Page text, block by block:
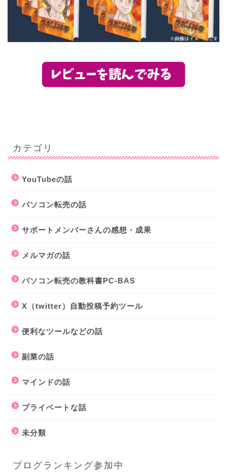
カテゴリ
YouTubeの話
パソコン転売の話
サポートメンバーさんの感想・成果
メルマガの話
パソコン転売の教科書PC-BAS
X（twitter）自動投稿予約ツール
便利なツールなどの話
副業の話
マインドの話
プライベートな話
未分類
ブログランキング参加中